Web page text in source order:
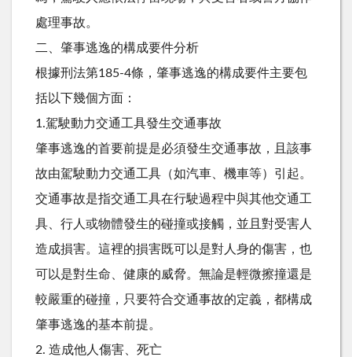
處理事故。
二、肇事逃逸的構成要件分析
根據刑法第185-4條，肇事逃逸的構成要件主要包
括以下幾個方面：
1.駕駛動力交通工具發生交通事故
肇事逃逸的首要前提是必須發生交通事故，且該事
故由駕駛動力交通工具（如汽車、機車等）引起。
交通事故是指交通工具在行駛過程中與其他交通工
具、行人或物體發生的碰撞或接觸，並且對受害人
造成損害。這裡的損害既可以是對人身的傷害，也
可以是對生命、健康的威脅。無論是輕微擦撞還是
較嚴重的碰撞，只要符合交通事故的定義，都構成
肇事逃逸的基本前提。
2. 造成他人傷害、死亡